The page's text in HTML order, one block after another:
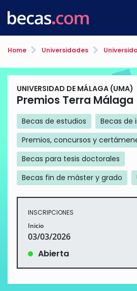
Home Universidades
UNIVERSIDAD DE MÁLAGA (UMA)
Premios Terra Málaga
Becas de estudios
Becas de
Premios, concursos y
Becas para tesis doctorales
Becas fin de máster y grado
INSCRIPCIONES
Inicio
03/03/2026
Abierta